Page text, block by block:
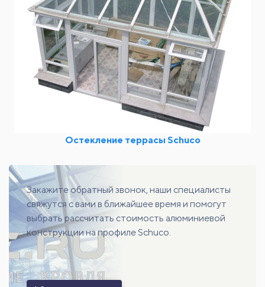
Остекление террасы Schuco
Закажите обратный звонок, наши специалисты
свяжутся с вами в ближайшее время и помогут
выбрать рассчитать стоимость алюминиевой
конструкции на профиле Schuco.